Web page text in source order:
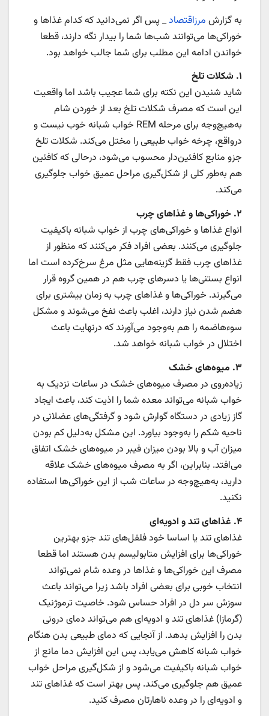
به گزارش مرزاقتصاد_ پس اگر نمی‌دانید که کدام غذاها و
خوراکی‌ها می‌توانند شب‌ها شما را بیدار نگه دارند، قطعا
خواندن ادامه این مطلب برای شما جالب خواهد بود.
۱. شکلات تلخ
شاید شنیدن این نکته برای شما عجیب باشد اما واقعیت
این است که مصرف شکلات تلخ بعد از خوردن شام
به‌هیچ‌وجه برای مرحله REM خواب شبانه خوب نیست و
درواقع، چرخه خواب طبیعی را مختل می‌کند. شکلات تلخ
جزو منابع کافئین‌دار محسوب می‌شود، درحالی که کافئین
هم به‌طور کلی از شکل‌گیری مراحل عمیق خواب جلوگیری
می‌کند.
۲. خوراکی‌ها و غذاهای چرب
انواع غذاها و خوراکی‌های چرب از خواب شبانه باکیفیت
جلوگیری می‌کنند. بعضی افراد فکر می‌کنند که منظور از
غذاهای چرب فقط گزینه‌هایی مثل مرغ سرخ‌کرده است اما
انواع بستنی‌ها یا دسرهای چرب هم در همین گروه قرار
می‌گیرند. خوراکی‌ها و غذاهای چرب به زمان بیشتری برای
هضم شدن نیاز دارند، اغلب باعث نفخ می‌شوند و مشکل
سوءهاضمه را هم به‌وجود می‌آورند که درنهایت باعث
اختلال در خواب شبانه خواهد شد.
۳. میوه‌های خشک
زیاده‌روی در مصرف میوه‌های خشک در ساعات نزدیک به
خواب شبانه می‌تواند معده شما را اذیت کند، باعث ایجاد
گاز زیادی در دستگاه گوارش شود و گرفتگی‌های عضلانی در
ناحیه شکم را به‌وجود بیاورد. این مشکل به‌دلیل کم بودن
میزان آب و بالا بودن میزان فیبر در میوه‌های خشک اتفاق
می‌افتد. بنابراین، اگر به مصرف میوه‌های خشک علاقه
دارید، به‌هیچ‌وجه در ساعات شب از این خوراکی‌ها استفاده
نکنید.
۴. غذاهای تند و ادویه‌ای
غذاهای تند یا اساسا خود فلفل‌های تند جزو بهترین
خوراکی‌ها برای افزایش متابولیسم بدن هستند اما قطعا
مصرف این خوراکی‌ها و غذاها در وعده شام نمی‌تواند
انتخاب خوبی برای بعضی افراد باشد زیرا می‌تواند باعث
سوزش سر دل در افراد حساس شود. خاصیت ترموژنیک
(گرمازا) غذاهای تند و ادویه‌ای هم می‌تواند دمای درونی
بدن را افزایش بدهد. از آنجایی که دمای طبیعی بدن هنگام
خواب شبانه کاهش می‌یابد، پس این افزایش دما مانع از
خواب شبانه باکیفیت می‌شود و از شکل‌گیری مراحل خواب
عمیق هم جلوگیری می‌کند. پس بهتر است که غذاهای تند
و ادویه‌ای را در وعده ناهارتان مصرف کنید.